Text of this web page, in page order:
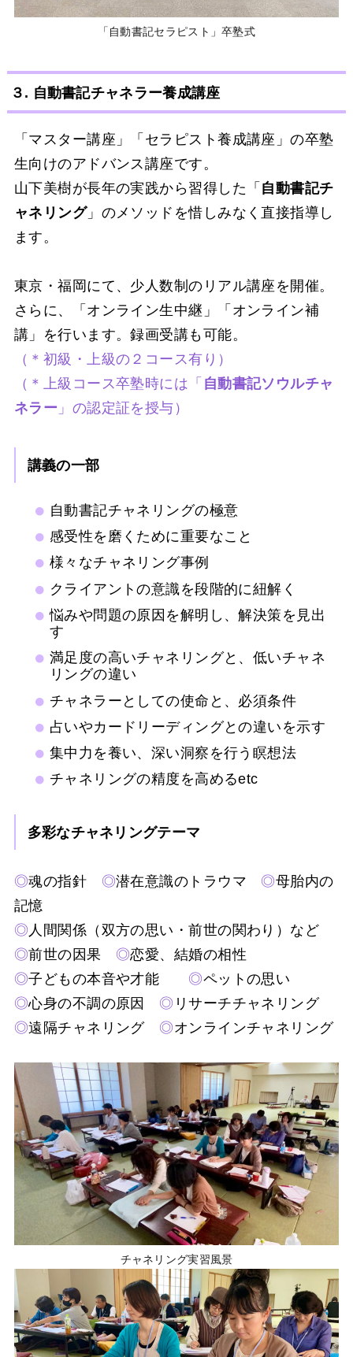
「自動書記セラピスト」卒塾式
３. 自動書記チャネラー養成講座
「マスター講座」「セラピスト養成講座」の卒塾
生向けのアドバンス講座です。
山下美樹が長年の実践から習得した「 自動書記チ
ャネリング」のメソッドを惜しみなく直接指導し
ます。
東京・福岡にて、少人数制のリアル講座を開催。
さらに、「オンライン生中継」「オンライン補
講」を行います。録画受講も可能。
（＊初級・上級の２コース有り）
（＊上級コース卒塾時には「 自動書記ソウルチャ
ネラー 」の認定証を授与）
講義の一部
自動書記チャネリングの極意
感受性を磨くために重要なこと
様々なチャネリング事例
クライアントの意識を段階的に紐解く
悩みや問題の原因を解明し、解決策を見出
す
満足度の高いチャネリングと、低いチャネ
リングの違い
チャネラーとしての使命と、必須条件
占いやカードリーディングとの違いを示す
集中力を養い、深い洞察を行う瞑想法
チャネリングの精度を高めるetc
多彩なチャネリングテーマ
◎魂の指針 ◎潜在意識のトラウマ ◎母胎内の
記憶
◎ 人間関係（双方の思い・前世の関わり）など
◎前世の因果 ◎恋愛、結婚の相性
◎子どもの本音や才能 ◎ペットの思い
◎心身の不調の原因 ◎ リサーチチャネリング
◎遠隔チャネリング ◎オンラインチャネリング
チャネリング実習風景